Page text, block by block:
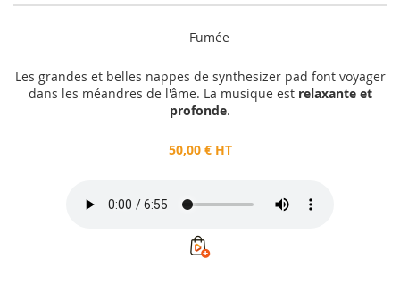
Fumée
Les grandes et belles nappes de synthesizer pad font voyager
dans les méandres de l'âme. La musique est relaxante et
profonde.
50,00 € HT